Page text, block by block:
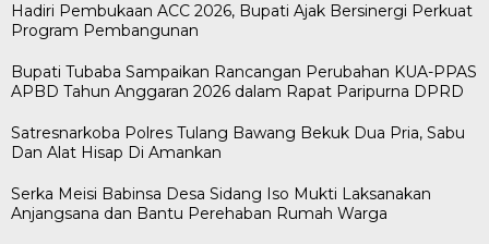
Hadiri Pembukaan ACC 2026, Bupati Ajak Bersinergi Perkuat
Program Pembangunan
Bupati Tubaba Sampaikan Rancangan Perubahan KUA-PPAS
APBD Tahun Anggaran 2026 dalam Rapat Paripurna DPRD
Satresnarkoba Polres Tulang Bawang Bekuk Dua Pria, Sabu
Dan Alat Hisap Di Amankan
Serka Meisi Babinsa Desa Sidang Iso Mukti Laksanakan
Anjangsana dan Bantu Perehaban Rumah Warga